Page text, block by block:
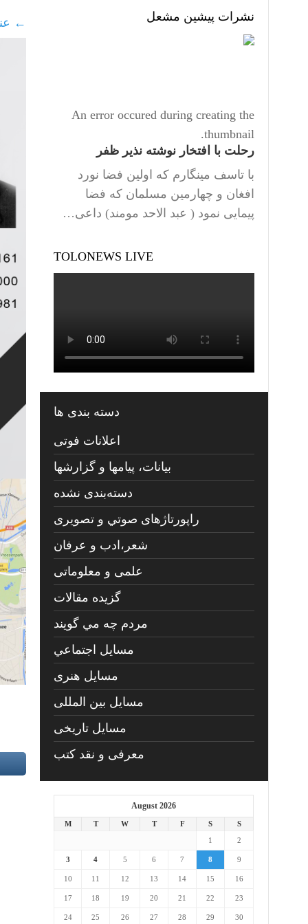
← نشرات پیشین مشعل
An error occured during creating the
thumbnail.
رحلت با افتخار نوشته نذیر ظفر
با تاسف مینگارم که اولین فضا نورد
افغان و چهارمین مسلمان که فضا
پیمایی نمود ( عبد الاحد مومند) داعی…
TOLONEWS LIVE
دسته بندی ها
اعلانات فوتی
بیانات، پیامها و گزارشها
دسته‌بندی نشده
راپورتاژهای صوتي و تصويری
شعر،ادب و عرفان
علمی و معلوماتی
گزیده مقالات
مردم چه مي گويند
مسايل اجتماعي
مسايل هنری
مسایل بین المللی
مسایل تاریخی
معرفی و نقد کتب
August 2026
M T W T F S
S
1
2
3 4 5 6 7 8 9
10 11 12 13 14 15 16
17 18 19 20 21 22 23
24 25 26 27 28 29 30